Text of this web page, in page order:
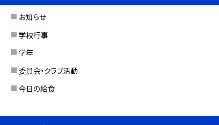
お知らせ
学校行事
学年
委員会・クラブ活動
今日の給食